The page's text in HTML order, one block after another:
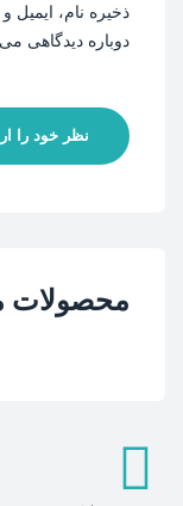
ذخیره نام،
دوباره دیدگاهی
نظر خود را
محصولات